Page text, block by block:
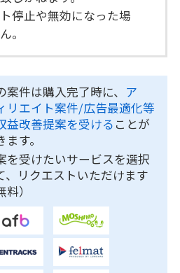
停止や無効になった場
。
案件は購入完了時に、 ア
リエイト案件/広告最適化等
益改善提案を受ける ことが
ます。
を受けたいサービスを選択
、リクエストいただけます
料）